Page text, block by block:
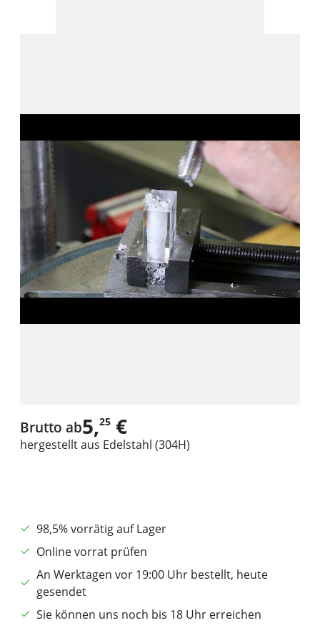
Brutto ab5,25 €
hergestellt aus Edelstahl (304H)
98,5% vorrätig auf Lager
Online vorrat prüfen
An Werktagen vor 19:00 Uhr bestellt, heute
gesendet
Sie können uns noch bis 18 Uhr erreichen